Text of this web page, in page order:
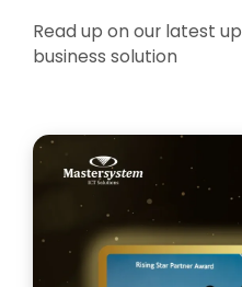
Read up on our latest
business solution